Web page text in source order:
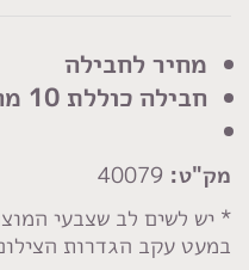
מחיר לחבילה
חבילה כוללת 10 מחטים
מק"ט:
* יש לשים לב שצבעי
במעט עקב הגדרות
מחטי
תפירה
ארוכות